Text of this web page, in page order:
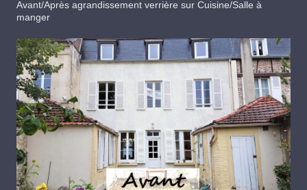
Avant/Après agrandissement verrière sur Cuisine/Salle à
manger